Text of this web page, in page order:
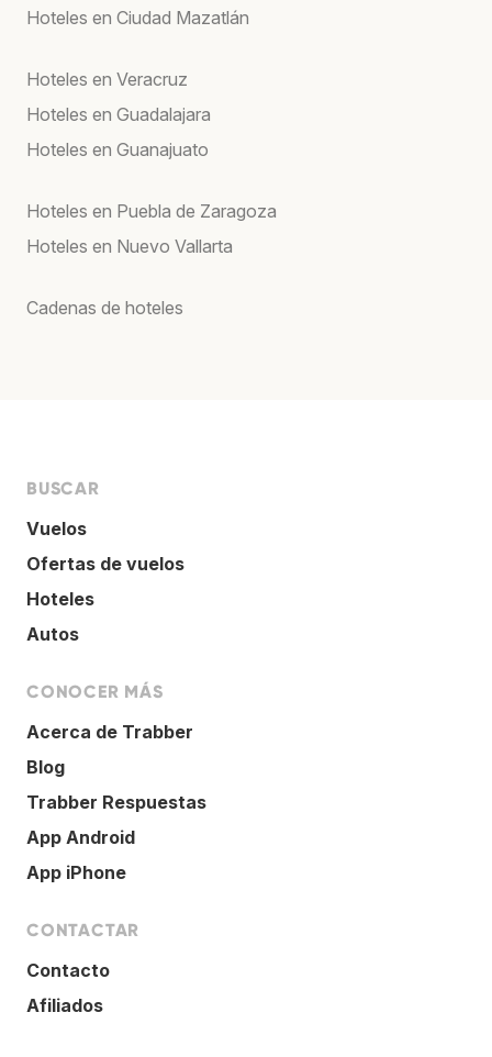
Hoteles en Ciudad Mazatlán
Hoteles en Veracruz
Hoteles en Guadalajara
Hoteles en Guanajuato
Hoteles en Puebla de Zaragoza
Hoteles en Nuevo Vallarta
Cadenas de hoteles
BUSCAR
Vuelos
Ofertas de vuelos
Hoteles
Autos
CONOCER MÁS
Acerca de Trabber
Blog
Trabber Respuestas
App Android
App iPhone
CONTACTAR
Contacto
Afiliados